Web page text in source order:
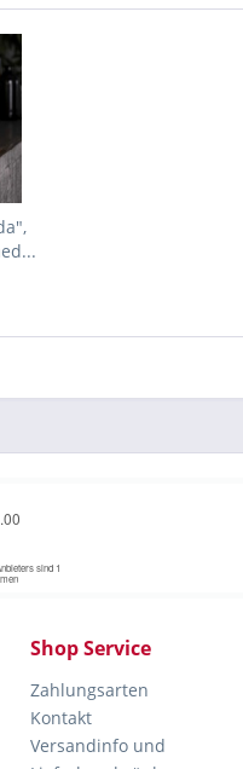
Shop Service
Zahlungsarten
Kontakt
Versandinfo und